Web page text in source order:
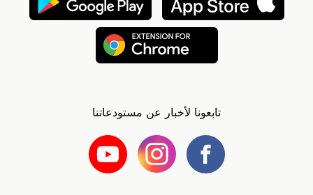
تابعونا لأخبار عن مستودعاتنا